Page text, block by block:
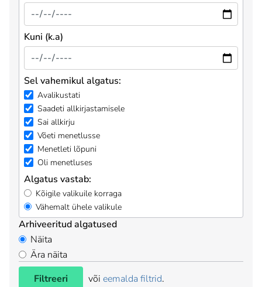
Kuni (k.a)
Sel vahemikul algatus:
Avalikustati
Saadeti allkirjastamisele
Sai allkirju
Võeti menetlusse
Menetleti lõpuni
Oli menetluses
Algatus vastab:
Kõigile valikuile korraga
Vähemalt ühele valikule
Arhiveeritud algatused
Näita
Ära näita
Filtreeri
või eemalda filtrid.